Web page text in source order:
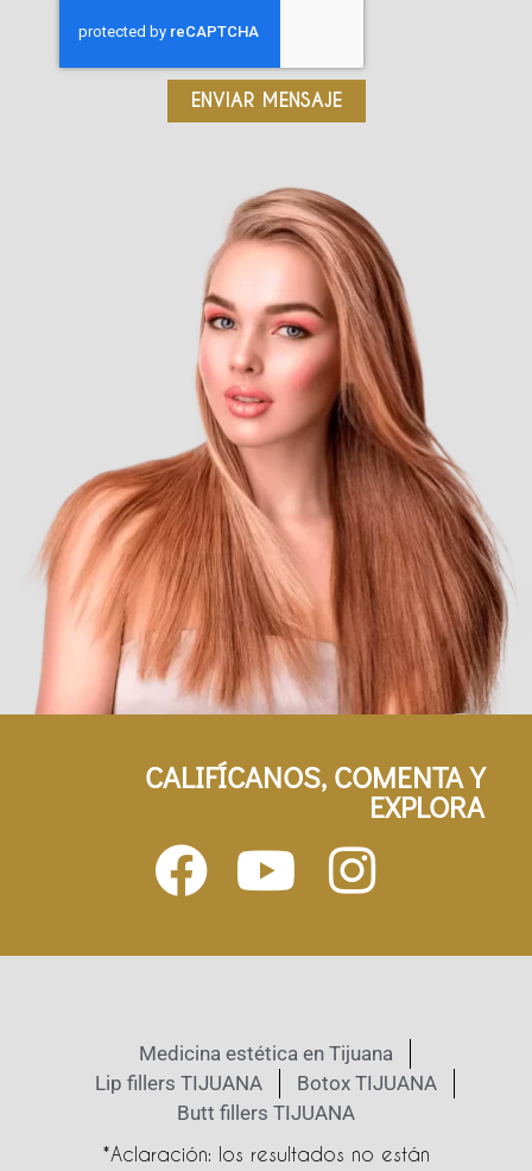
ENVIAR MENSAJE
CALIFÍCANOS, COMENTA Y
EXPLORA
Medicina estética en Tijuana
Lip fillers TIJUANA
Botox TIJUANA
Butt fillers TIJUANA
*Aclaración: los resultados no están